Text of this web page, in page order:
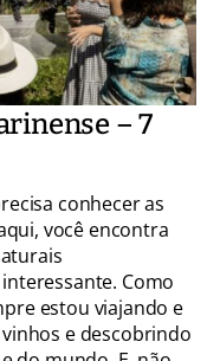
– 7
conhecer as
você encontra
Como
estou viajando e
e descobrindo